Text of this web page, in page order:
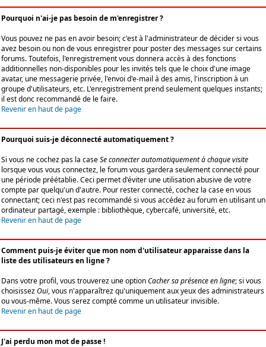
Pourquoi n'ai-je pas besoin de m'enregistrer ?
Vous pouvez ne pas en avoir besoin; c'est à l'administrateur de décider si vous
avez besoin ou non de vous enregistrer pour poster des messages sur certains
forums. Toutefois, l'enregistrement vous donnera accès à des fonctions
additionnelles non-disponibles pour les invités tels que le choix d'une image
avatar, une messagerie privée, l'envoi d'e-mail à des amis, l'inscription à un
groupe d'utilisateurs, etc. L'enregistrement prend seulement quelques instants;
il est donc recommandé de le faire.
Revenir en haut de page
Pourquoi suis-je déconnecté automatiquement ?
Si vous ne cochez pas la caseSe connecter automatiquement à chaque visite
lorsque vous vous connectez, le forum vous gardera seulement connecté pour
une période préétablie. Ceci permet d'éviter une utilisation abusive de votre
compte par quelqu'un d'autre. Pour rester connecté, cochez la case en vous
connectant; ceci n'est pas recommandé si vous accédez au forum en utilisant un
ordinateur partagé, exemple : bibliothèque, cybercafé, université, etc.
Revenir en haut de page
Comment puis-je éviter que mon nom d'utilisateur apparaisse dans la
liste des utilisateurs en ligne ?
Dans votre profil, vous trouverez une optionCacher sa présence en ligne; si vous
choisissezOui, vous n'apparaîtrez qu'uniquement aux yeux des administrateurs
ou vous-même. Vous serez compté comme un utilisateur invisible.
Revenir en haut de page
J'ai perdu mon mot de passe !